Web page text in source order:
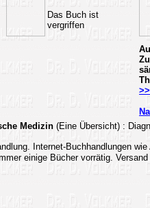
Das Buch ist
vergriffen
Medizin (Eine Übersicht) :
Internet-Buchhandlungen
einige Bücher vorrätig.